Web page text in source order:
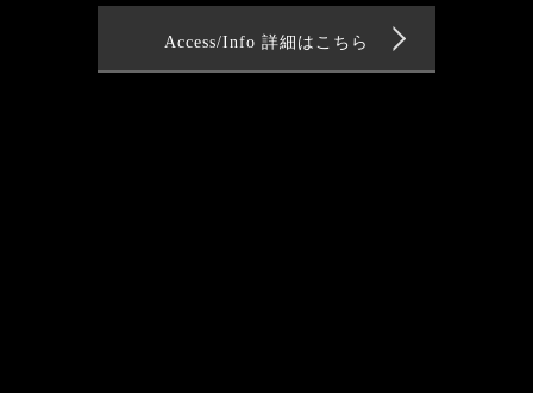
Access/Info 詳細はこちら